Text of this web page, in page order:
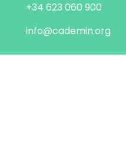
+34 623 060 900
info@cademin.org